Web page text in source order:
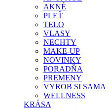
AKNÉ
PLEŤ
TELO
VLASY
NECHTY
MAKE-UP
NOVINKY
PORADŇA
PREMENY
VYROB SI SAMA
WELLNESS
KRÁSA